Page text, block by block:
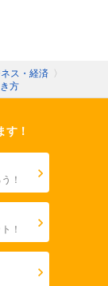
ス・経済 〉
方
す！
！
！